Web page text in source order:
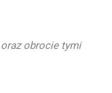
obrocie tymi